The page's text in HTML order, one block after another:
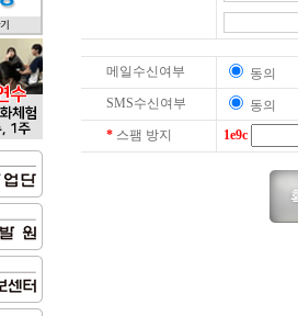
메일수신여부
동의
SMS수신여부
동의
* 스팸 방지 1e9c